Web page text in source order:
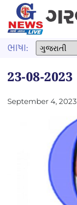
ભાષા:
23-08-2023
September 4, 2023